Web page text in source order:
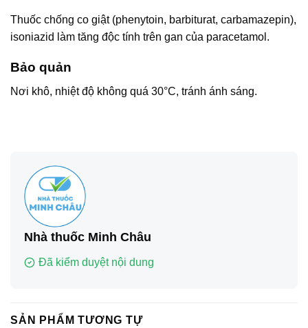
Thuốc chống co giật (phenytoin, barbiturat, carbamazepin),
isoniazid làm tăng độc tính trên gan của paracetamol.
Bảo quản
Nơi khô, nhiệt độ không quá 30°C, tránh ánh sáng.
Nhà thuốc Minh Châu
Đã kiểm duyệt nội dung
SẢN PHẨM TƯƠNG TỰ